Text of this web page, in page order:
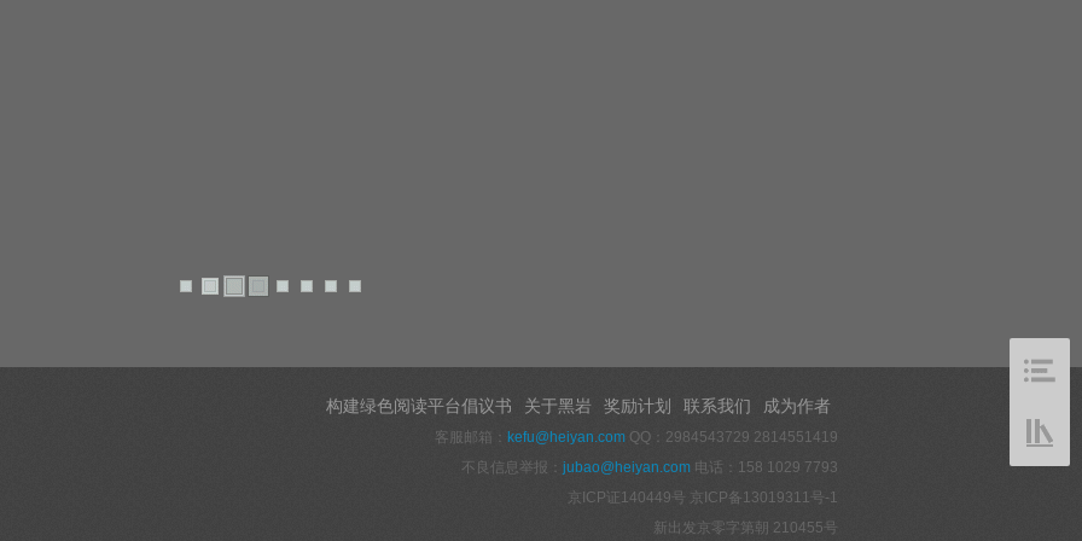
构建绿色阅读平台倡议书 关于黑岩 奖励计划 联系我们 成为作者
客服邮箱： kefu@heiyan.com QQ：2984543729 2814551419
不良信息举报： jubao@heiyan.com 电话：158 1029 7793
京ICP证140449号 京ICP备13019311号-1
新出发京零字第朝 210455号